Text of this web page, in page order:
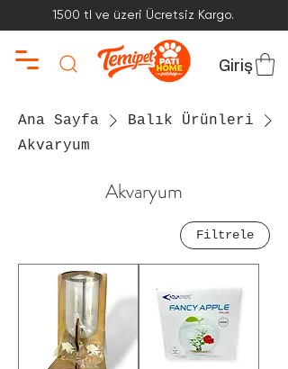
1500 tl ve üzeri Ücretsiz Kargo.
Giriş
Ana Sayfa
Balık Ürünleri
Akvaryum
Akvaryum
Filtrele